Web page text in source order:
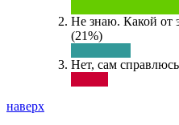
Не знаю. Какой от
(21%)
Нет, сам
наверх